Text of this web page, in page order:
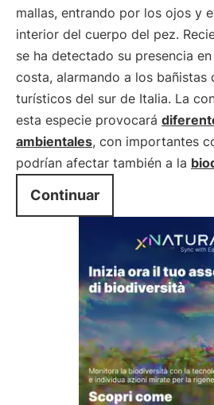
mallas, entrando por los ojos y
interior del cuerpo del pez.
se ha detectado su presencia
costa, alarmando a los bañistas
turísticos del sur de Italia. La
esta especie provocará
ambientales, con importantes
podrían afectar también a la
Continuar